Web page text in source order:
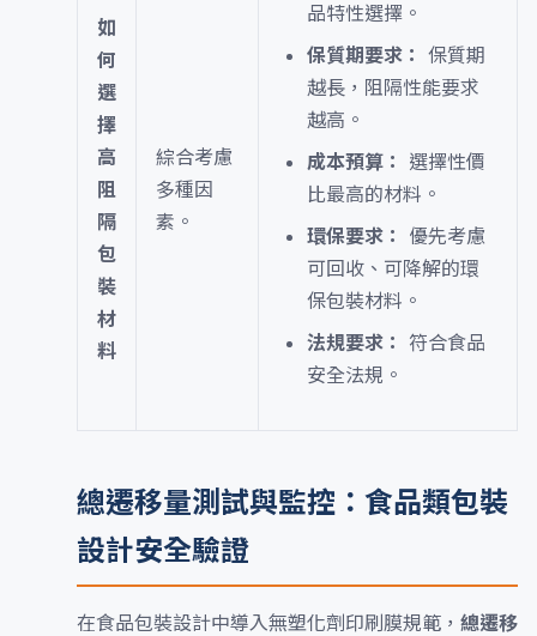
如
何
選
擇
高
阻
隔
包
裝
材
料
綜合考慮
多種因
素。
品特性選擇。
保質期要求： 保質期
越長，阻隔性能要求
越高。
成本預算：
選擇性價
比最高的材料。
環保要求：
優先考慮
可回收、可降解的環
保包裝材料。
法規要求：
符合食品
安全法規。
總遷移量測試與監控：食品類包裝
設計安全驗證
在食品包裝設計中導入無塑化劑印刷膜規範， 總遷移